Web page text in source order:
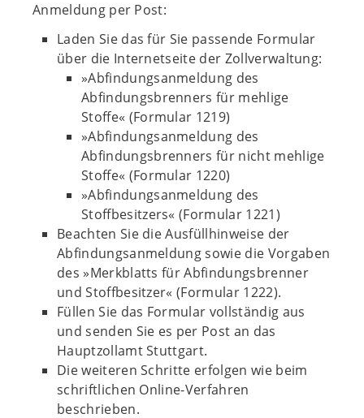
Anmeldung per Post:
Laden Sie das für Sie passende Formular
über die Internetseite der Zollverwaltung:
»Abfindungsanmeldung des
Abfindungsbrenners für mehlige
Stoffe« (Formular 1219)
»Abfindungsanmeldung des
Abfindungsbrenners für nicht mehlige
Stoffe« (Formular 1220)
»Abfindungsanmeldung des
Stoffbesitzers« (Formular 1221)
Beachten Sie die Ausfüllhinweise der
Abfindungsanmeldung sowie die Vorgaben
des »Merkblatts für Abfindungsbrenner
und Stoffbesitzer« (Formular 1222).
Füllen Sie das Formular vollständig aus
und senden Sie es per Post an das
Hauptzollamt Stuttgart.
Die weiteren Schritte erfolgen wie beim
schriftlichen Online-Verfahren
beschrieben.